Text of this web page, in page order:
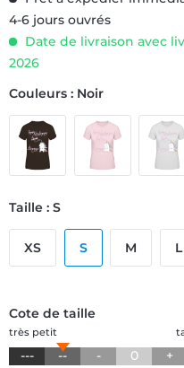
4-6 jours ouvrés
Date de livraison avec
2026
Couleurs : Noir
Taille : S
XS S M L
Cote de taille
très petit
--- -- - 0 +